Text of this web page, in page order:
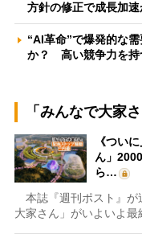
方針の修正で成長加
“AI革命”で爆発的な
か？ 高い競争力を
「みんなで大家
《つい
ん」
ら…
本誌『週刊ポスト』が
大家さん」がいよいよ